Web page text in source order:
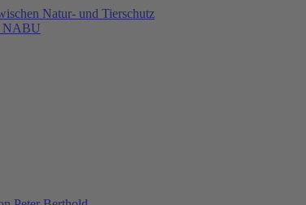
Natur- und Tierschutz
NABU